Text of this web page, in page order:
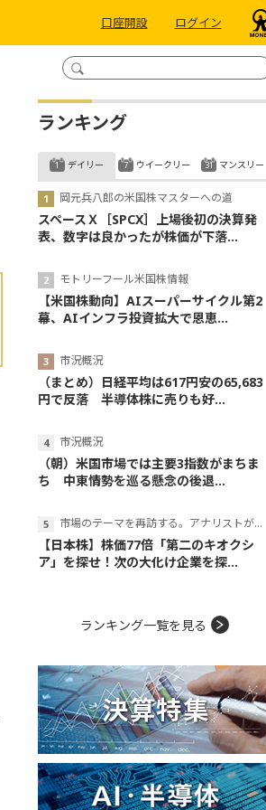
口座開設 ログイン
ランキング
デイリー
岡元兵八郎の米国株マスターへの道
スペースＸ［SPCX］上場後初の決算発
表、数字は良かったが株価が下落...
モトリーフール米国株情報
【米国株動向】AIスーパーサイクル第2
幕、AIインフラ投資拡大で恩恵...
市況概況
（まとめ）日経平均は617円安の65,683
円で反落 半導体株に売りも好...
市況概況
（朝）米国市場では主要3指数がまちま
ち 中東情勢を巡る懸念の後退...
市場のテーマを再訪する。アナリストが読み解くテーマの本質
【日本株】株価77倍「第二のキオクシ
ア」を探せ！次の大化け企業を探...
ウイークリー マンスリー
ランキング一覧を見る